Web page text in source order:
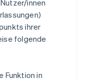
innen
ihrer
folgende
Funktion in